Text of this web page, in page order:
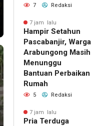
7 Redaksi
7 jam lalu
Hampir Setahun
Pascabanjir, Warga
Arabungong Masih
Menunggu
Bantuan Perbaikan
Rumah
5 Redaksi
7 jam lalu
Pria Terduga